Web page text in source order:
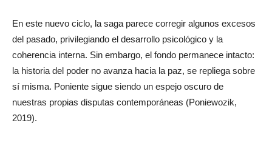
En este nuevo ciclo, la saga parece corregir algunos excesos
del pasado, privilegiando el desarrollo psicológico y la
coherencia interna. Sin embargo, el fondo permanece intacto:
la historia del poder no avanza hacia la paz, se repliega sobre
sí misma. Poniente sigue siendo un espejo oscuro de
nuestras propias disputas contemporáneas (Poniewozik,
2019).